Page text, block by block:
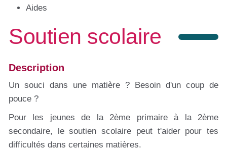
Aides
Soutien scolaire
Description
Un souci dans une matière ? Besoin d'un coup de
pouce ?
Pour les jeunes de la 2ème primaire à la 2ème
secondaire, le soutien scolaire peut t'aider pour tes
difficultés dans certaines matières.